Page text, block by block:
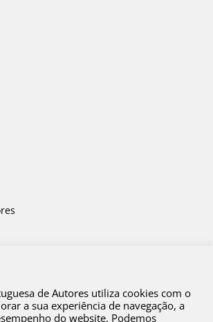
de Autores utiliza cookies com o
a sua experiência de navegação, a
do website. Podemos